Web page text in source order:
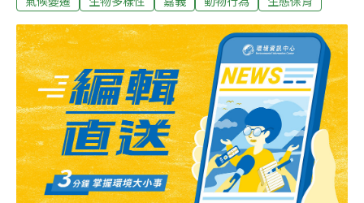
報至活動開跑前仍陸續增加。多元化研究發表 激盪學子思
維多樣性26日，台大昆蟲系教授楊平世擔任開場講演，發
表了台灣近20年來螢火蟲在生物學及保育生物學上的應
用。螢火蟲在台灣廣受民眾喜歡，賞螢是極具產值的生態
旅遊，跨部門、跨領域研究的合作，將有助於規劃賞螢活
動。緊接著各項專題演講、專題論壇研究也陸續展開，其
包括生態產業、野生動植物保育與經營管理、濕地及水域
生態、生態聲景等等，同時段舉辦多元化的研究發表，在
場莘莘學子可針對感興趣者前往聆聽。除了探討動植物生